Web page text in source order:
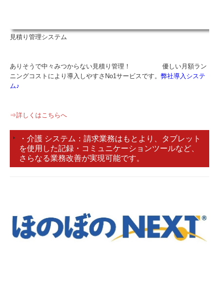
見積り管理システム
ありそうで中々みつからない見積り管理！ 優しい月額ラン
ニングコストにより導入しやすさNo1サービスです。 弊社導入システ
ム♪
⇒詳しくはこちらへ
・介護 システム： 請求業務はもとより、タブレット
を使用した記録・コミュニケーションツールなど、
さらなる業務改善が実現可能です。